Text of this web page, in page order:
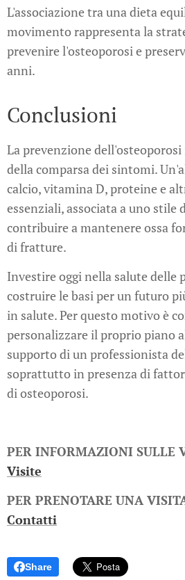
L'associazione tra una dieta
movimento rappresenta la
prevenire l'osteoporosi e
anni.
Conclusioni
La prevenzione
della comparsa dei sintomi.
calcio, vitamina D, proteine e
essenziali, associata a uno stile
contribuire a mantenere ossa
di fratture.
Investire oggi nella salute delle
costruire le basi per un futuro
in salute. Per questo motivo è
personalizzare il proprio piano
supporto di un professionista
soprattutto in presenza di
di osteoporosi.
PER INFORMAZIONI SULLE
Visite
PER PRENOTARE UNA
Contatti
Share